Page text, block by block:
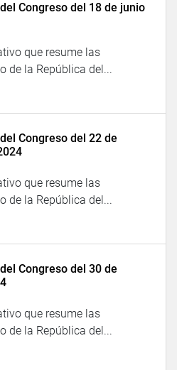
Congreso del 18 de junio
que resume las
de la República del...
Congreso del 22 de
que resume las
de la República del...
Congreso del 30 de
que resume las
de la República del...